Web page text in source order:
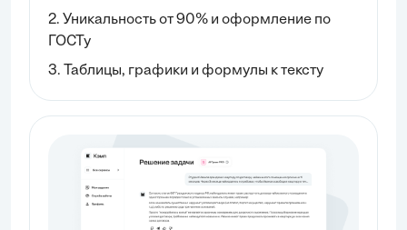
2. Уникальность от 90% и оформление по
ГОСТу
3. Таблицы, графики и формулы к тексту